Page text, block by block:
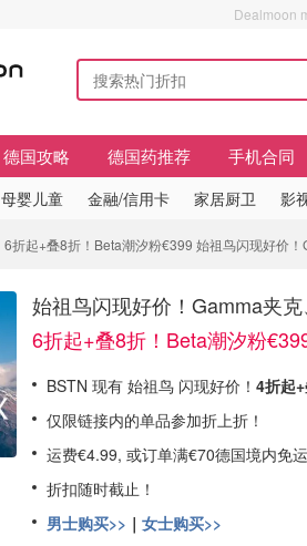
Dealmoon
德国攻略 德国药推荐 手机合同
母婴儿童 金融/信用卡 家居厨卫 影
6折起+叠8折！Beta潮汐粉€399 始祖鸟闪现好价
始祖鸟闪现好价！Gamma夹
6折起+叠8折！Beta潮汐粉
BSTN 现有 始祖鸟 闪现好价！ 4折起
仅限链接内的单品参加折上折！
运费€4.99, 或订单满€70德国境内免运
折扣随时截止！
男士购买>> ｜ 女士购买>>